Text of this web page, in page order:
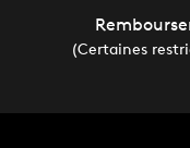
(Certaines